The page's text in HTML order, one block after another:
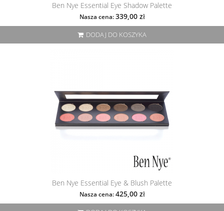
Ben Nye Essential Eye Shadow Palette
Nasza cena: 339,00 zł
DODAJ DO KOSZYKA
Ben Nye Essential Eye & Blush Palette
Nasza cena: 425,00 zł